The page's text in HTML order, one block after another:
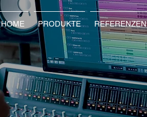
HOME PRODUKTE REFERENZEN